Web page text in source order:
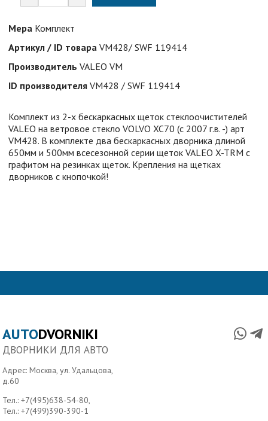
Мера Комплект
Артикул / ID товара VM428/ SWF 119414
Производитель VALEO VM
ID производителя VM428 / SWF 119414
Комплект из 2-х бескаркасных щеток стеклоочистителей
VALEO на ветровое стекло VOLVO XC70 (с 2007 г.в. -) арт
VM428. В комплекте два бескаркасных дворника длиной
650мм и 500мм всесезонной серии щеток VALEO X-TRM с
графитом на резинках щеток. Крепления на щетках
дворников с кнопочкой!
AUTODVORNIKI
ДВОРНИКИ ДЛЯ АВТО
Адрес: Москва, ул. Удальцова,
д.60
Тел.:+7(495)638-54-80
Тел.:+7(499)390-390-1